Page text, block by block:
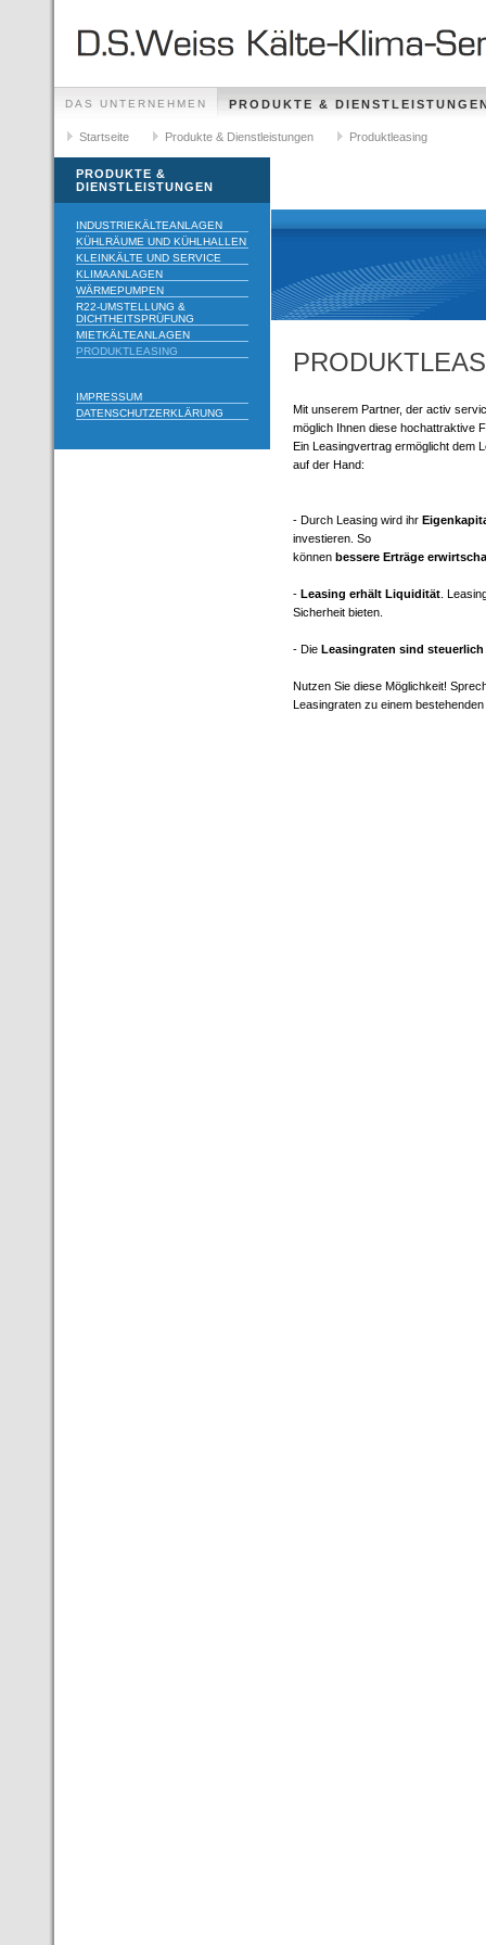
DAS UNTERNEHMEN PRODUKTE &
STELLENANGEBOTE
Startseite Produkte & Dienstleistungen Produktleasing
PRODUKTE &
DIENSTLEISTUNGEN
INDUSTRIEKÄLTEANLAGEN
KÜHLRÄUME UND KÜHLHALLEN
KLEINKÄLTE UND SERVICE
KLIMAANLAGEN
WÄRMEPUMPEN
R22-UMSTELLUNG &
DICHTHEITSPRÜFUNG
MIETKÄLTEANLAGEN
PRODUKTLEASING
IMPRESSUM
DATENSCHUTZERKLÄRUNG
Mit unserem Partner, der activ
möglich Ihnen diese hochattraktive
Ein Leasingvertrag ermöglicht dem
auf der Hand:
- Durch Leasing wird ihr
investieren. So
können bessere Erträge
- Leasing erhält Liquidität .
Sicherheit bieten.
- Die Leasingraten sind steuerlich
Nutzen Sie diese Möglichkeit!
Leasingraten zu einem bestehenden